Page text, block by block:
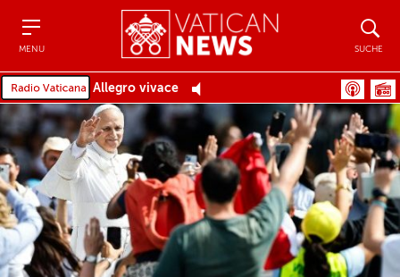
MENU SUCHE
Allegro vivace